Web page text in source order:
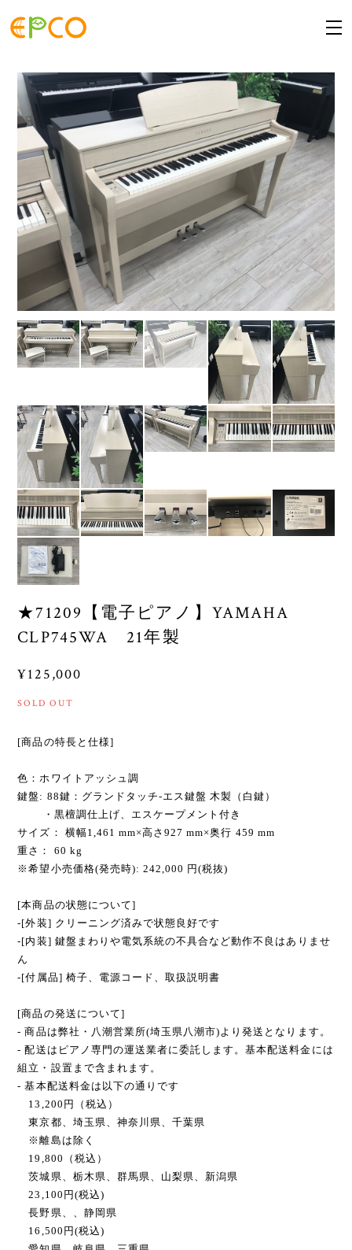
★71209【電子ピアノ】YAMAHA
CLP745WA 21年製
¥125,000
SOLD OUT
[商品の特長と仕様]
色：ホワイトアッシュ調
鍵盤: 88鍵：グランドタッチ-エス鍵盤 木製（白鍵）
・黒檀調仕上げ、エスケープメント付き
サイズ： 横幅1,461 mm×高さ927 mm×奥行 459 mm
重さ： 60 kg
※希望小売価格(発売時): 242,000 円(税抜)
[本商品の状態について]
-[外装] クリーニング済みで状態良好です
-[内装] 鍵盤まわりや電気系統の不具合など動作不良はありませ
ん
-[付属品] 椅子、電源コード、取扱説明書
[商品の発送について]
- 商品は弊社・八潮営業所(埼玉県八潮市)より発送となります。
- 配送はピアノ専門の運送業者に委託します。基本配送料金には
組立・設置まで含まれます。
- 基本配送料金は以下の通りです
13,200円（税込）
東京都、埼玉県、神奈川県、千葉県
※離島は除く
19,800（税込）
茨城県、栃木県、群馬県、山梨県、新潟県
23,100円(税込)
長野県、、静岡県
16,500円(税込)